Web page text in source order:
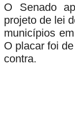
O Senado
projeto de lei
municípios
O placar foi
contra.